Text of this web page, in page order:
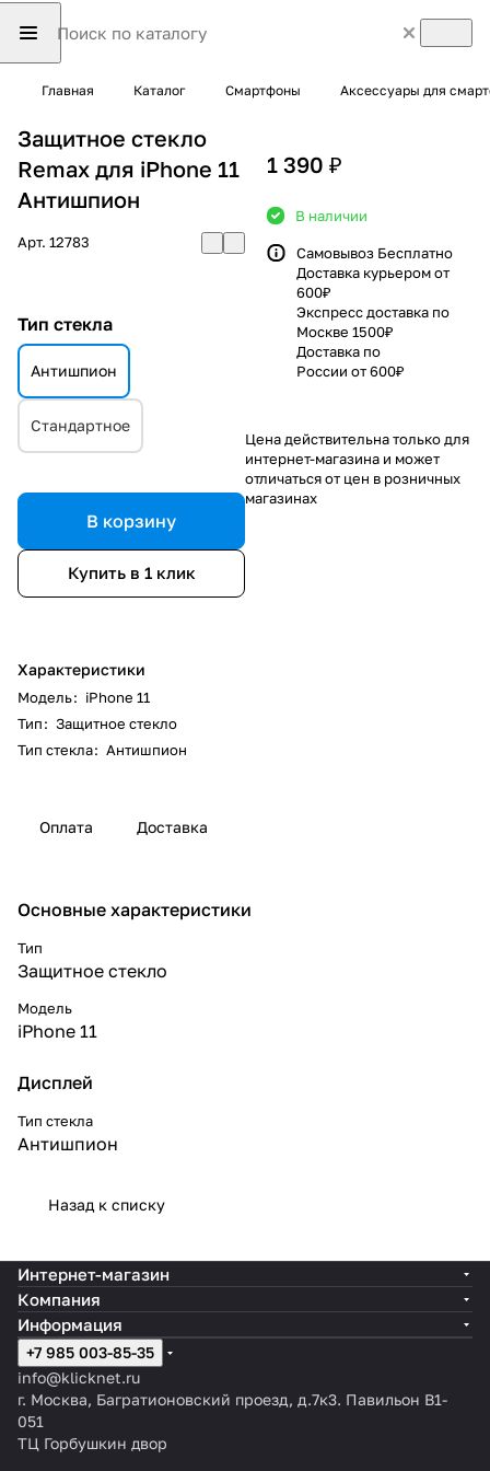
Главная Каталог Смартфоны Аксессуары для
Защитное стекло
Remax для iPhone 11
Антишпион
Арт. 12783
Тип стекла
Антишпион
Стандартное
В корзину
Купить в 1 клик
Характеристики
Модель: iPhone 11
Тип: Защитное стекло
Тип стекла: Антишпион
1 390 ₽
В наличии
Самовывоз Бесплатно
Доставка курьером от
600₽
Экспресс доставка по
Москве 1500₽
Доставка по
России от 600₽
Цена действительна только для
интернет-магазина и может
отличаться от цен в розничных
магазинах
Оплата Доставка
Основные характеристики
Тип
Защитное стекло
Модель
iPhone 11
Дисплей
Тип стекла
Антишпион
Назад к списку
Интернет-магазин
Компания
Информация
+7 985 003-85-35
info@klicknet.ru
г. Москва, Багратионовский проезд, д.7к3. Павильон B1-
051
ТЦ Горбушкин двор